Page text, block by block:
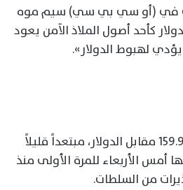
في (أو سي بي سي) سيم موه
كأحد أصول الملاذ الآمن يعود
لهبوط الدولار».
وصل الين الياباني إلى 159.92 مقابل الدولار، مبتعداً قليلاً
وصل لها أمس الأربعاء للمرة الأولى منذ